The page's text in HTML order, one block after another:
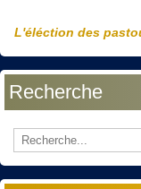
L'éléction des
Recherche